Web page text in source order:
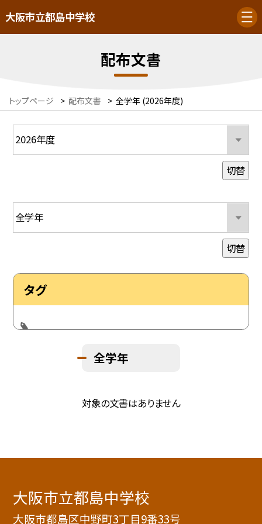
大阪市立都島中学校
配布文書
トップページ > 配布文書 > 全学年 (2026年度)
切替
切替
タグ
全学年
対象の文書はありません
大阪市立都島中学校
大阪市都島区中野町3丁目9番33号